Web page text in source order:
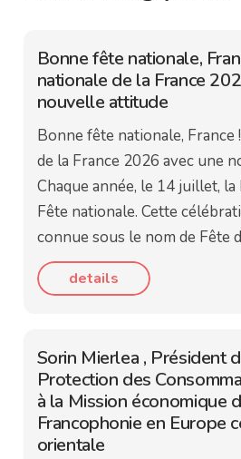
Bonne fête nationale,
nationale de la France
nouvelle attitude
Bonne fête nationale, France
de la France 2026 avec une
Chaque année, le 14 juillet,
Fête nationale. Cette
connue sous le nom de Fête
details
Sorin Mierlea , Président
Protection des
à la Mission économique
Francophonie en Europe
orientale